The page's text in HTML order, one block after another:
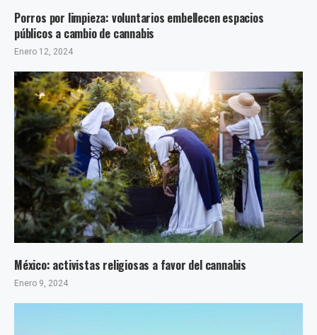
Porros por limpieza: voluntarios embellecen espacios
públicos a cambio de cannabis
Enero 12, 2024
México: activistas religiosas a favor del cannabis
Enero 9, 2024